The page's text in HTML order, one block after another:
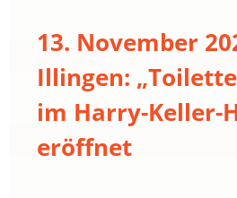
13. November
Illingen:
im Harry-Keller-
eröffnet